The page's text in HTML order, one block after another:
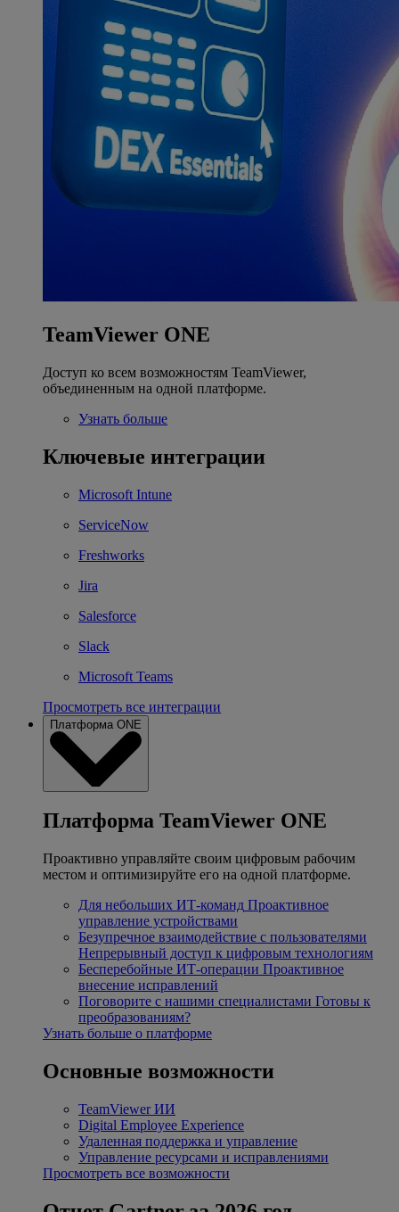
TeamViewer ONE
Доступ ко всем возможностям TeamViewer,
объединенным на одной платформе.
Узнать больше
Ключевые интеграции
Microsoft Intune
ServiceNow
Freshworks
Jira
Salesforce
Slack
Microsoft Teams
Просмотреть все интеграции
Платформа ONE
Платформа TeamViewer ONE
Проактивно управляйте своим цифровым рабочим
местом и оптимизируйте его на одной платформе.
Для небольших ИТ-команд Проактивное
управление устройствами
Безупречное взаимодействие с пользователями
Непрерывный доступ к цифровым технологиям
Бесперебойные ИТ-операции Проактивное
внесение исправлений
Поговорите с нашими специалистами Готовы к
преобразованиям?
Узнать больше о платформе
Основные возможности
TeamViewer ИИ
Digital Employee Experience
Удаленная поддержка и управление
Управление ресурсами и исправлениями
Просмотреть все возможности